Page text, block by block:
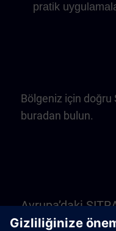
pratik
Bölgeniz için doğru
buradan bulun.
Avrupa’daki